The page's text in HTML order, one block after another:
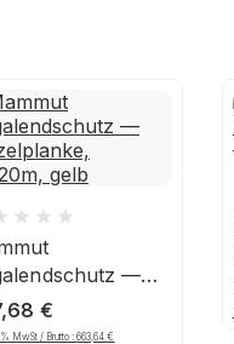
—
gelb
€
MwSt / Brutto :663,64€